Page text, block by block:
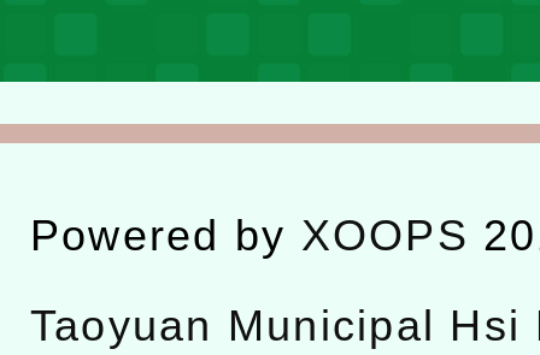
Powered by XOOPS
Taoyuan Municipal Hsi